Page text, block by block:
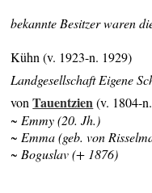
bekannte Besitzer waren
Kühn (v. 1923-n. 1929)
Landgesellschaft Eigene
vonTauentzien(v. 1804-
~ Emmy (20. Jh.)
~ Emma (geb. von
~ Boguslav (+ 1876)